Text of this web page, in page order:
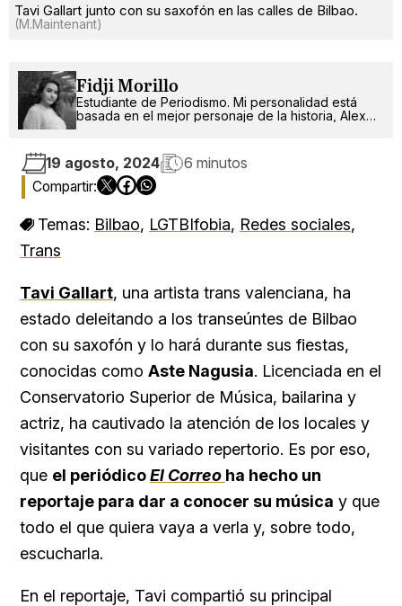
Tavi Gallart junto con su saxofón en las calles de Bilbao.
(M.Maintenant)
Fidji Morillo
Estudiante de Periodismo. Mi personalidad está
basada en el mejor personaje de la historia, Alex
19 agosto, 2024 6 minutos
Temas: Bilbao, LGTBIfobia, Redes sociales,
Trans
Tavi Gallart, una artista trans valenciana, ha
estado deleitando a los transeúntes de Bilbao
con su saxofón y lo hará durante sus fiestas,
conocidas como Aste Nagusia. Licenciada en el
Conservatorio Superior de Música, bailarina y
actriz, ha cautivado la atención de los locales y
visitantes con su variado repertorio. Es por eso,
que el periódicoEl Correo ha hecho un
reportaje para dar a conocer su música y que
todo el que quiera vaya a verla y, sobre todo,
escucharla.
En el reportaje, Tavi compartió su principal